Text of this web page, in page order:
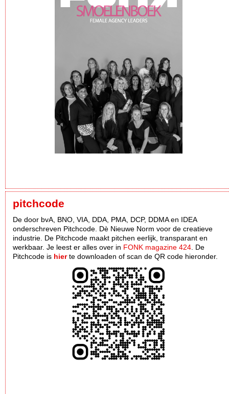
pitchcode
De door bvA, BNO, VIA, DDA, PMA, DCP, DDMA en IDEA
onderschreven Pitchcode. Dè Nieuwe Norm voor de creatieve
industrie. De Pitchcode maakt pitchen eerlijk, transparant en
werkbaar. Je leest er alles over in FONK magazine 424 . De
Pitchcode is hierte downloaden of scan de QR code hieronder.